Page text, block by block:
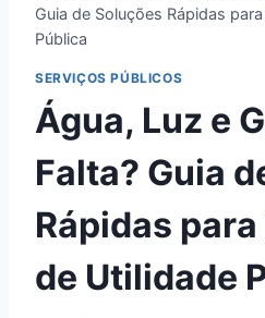
Guia de Soluções Rápidas
Pública
SERVIÇOS PÚBLICOS
Água, Luz e
Falta? Guia
Rápidas
de Utilidade